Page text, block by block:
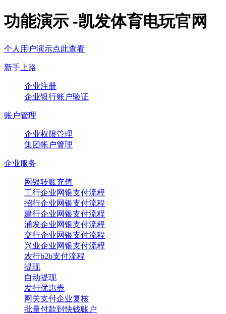
功能演示 -凯发体育电玩官网
个人用户演示点此查看
新手上路
企业注册
企业银行账户验证
账户管理
企业权限管理
集团帐户管理
企业服务
网银转账充值
工行企业网银支付流程
招行企业网银支付流程
建行企业网银支付流程
浦发企业网银支付流程
交行企业网银支付流程
兴业企业网银支付流程
农行b2b支付流程
提现
自动提现
发行优惠券
网关支付企业复核
批量付款到快钱账户